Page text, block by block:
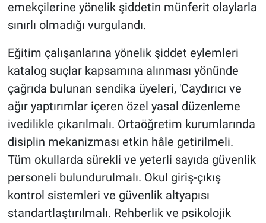
emekçilerine yönelik şiddetin münferit olaylarla
sınırlı olmadığı vurgulandı.
Eğitim çalışanlarına yönelik şiddet eylemleri
katalog suçlar kapsamına alınması yönünde
çağrıda bulunan sendika üyeleri, 'Caydırıcı ve
ağır yaptırımlar içeren özel yasal düzenleme
ivedilikle çıkarılmalı. Ortaöğretim kurumlarında
disiplin mekanizması etkin hâle getirilmeli.
Tüm okullarda sürekli ve yeterli sayıda güvenlik
personeli bulundurulmalı. Okul giriş-çıkış
kontrol sistemleri ve güvenlik altyapısı
standartlaştırılmalı. Rehberlik ve psikolojik